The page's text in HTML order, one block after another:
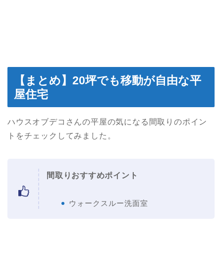
【まとめ】20坪でも移動が自由な平
屋住宅
ハウスオブデコさんの平屋の気になる間取りのポイン
トをチェックしてみました。
間取りおすすめポイント
ウォークスルー洗面室